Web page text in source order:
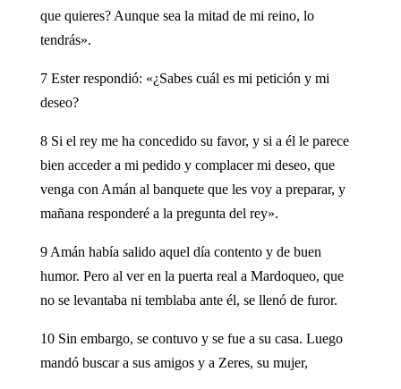
que quieres? Aunque sea la mitad de mi reino, lo
tendrás».
7 Ester respondió: «¿Sabes cuál es mi petición y mi
deseo?
8 Si el rey me ha concedido su favor, y si a él le parece
bien acceder a mi pedido y complacer mi deseo, que
venga con Amán al banquete que les voy a preparar, y
mañana responderé a la pregunta del rey».
9 Amán había salido aquel día contento y de buen
humor. Pero al ver en la puerta real a Mardoqueo, que
no se levantaba ni temblaba ante él, se llenó de furor.
10 Sin embargo, se contuvo y se fue a su casa. Luego
mandó buscar a sus amigos y a Zeres, su mujer,